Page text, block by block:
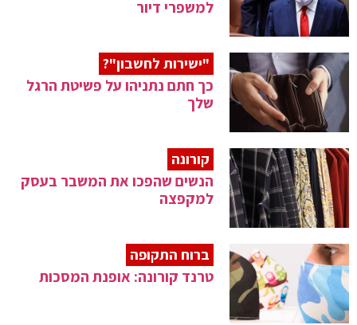
למשפרי דיור
"ישירות לחשבון"?
כך חתם נתניהו על פשיטת הרגל
שלך
קורונה
הנשים שהפכו את המשבר בעסק
למקפצה
ברוח התקופה
טרנד קורונה: אופנת המסכות